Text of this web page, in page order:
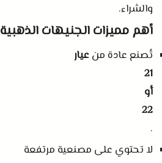
والشراء.
أهم مميزات الجنيهات الذهبية
تُصنع عادة منعيار
21
أو
22
.
لا تحتوي على مصنعية مرتفعة